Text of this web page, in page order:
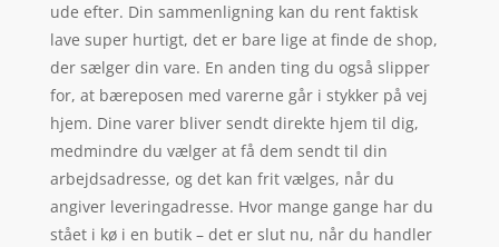
ude efter. Din sammenligning kan du rent faktisk
lave super hurtigt, det er bare lige at finde de shop,
der sælger din vare. En anden ting du også slipper
for, at bæreposen med varerne går i stykker på vej
hjem. Dine varer bliver sendt direkte hjem til dig,
medmindre du vælger at få dem sendt til din
arbejdsadresse, og det kan frit vælges, når du
angiver leveringadresse. Hvor mange gange har du
stået i kø i en butik – det er slut nu, når du handler